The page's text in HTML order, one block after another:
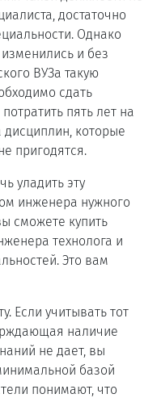
достаточно
Однако
и без
ВУЗа такую
сдать
пять лет на
которые
пригодятся.
уладить эту
инженера нужного
сможете купить
технолога и
Это вам
Если учитывать тот
наличие
не дает, вы
базой
понимают, что